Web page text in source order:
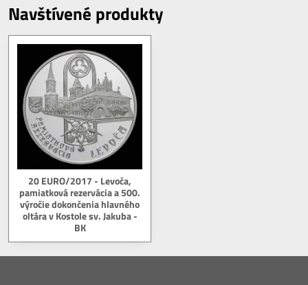
Navštívené produkty
20 EURO/2017 - Levoča,
pamiatková rezervácia a 500.
výročie dokončenia hlavného
oltára v Kostole sv. Jakuba -
BK